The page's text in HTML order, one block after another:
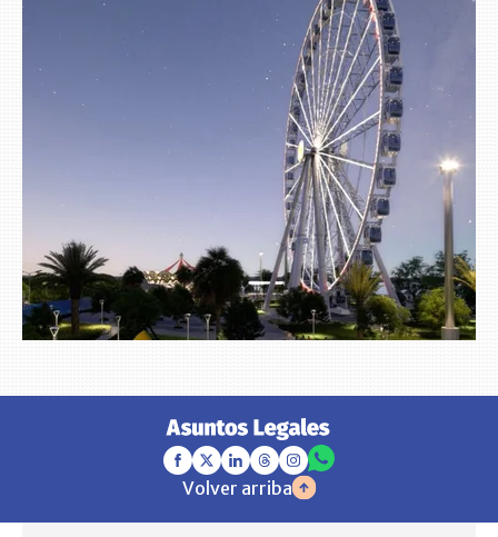
Volver arriba